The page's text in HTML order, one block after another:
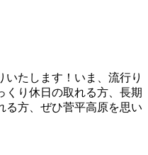
いたします！いま、流行り
くり休日の取れる方、長期
る方、ぜひ菅平高原を思い